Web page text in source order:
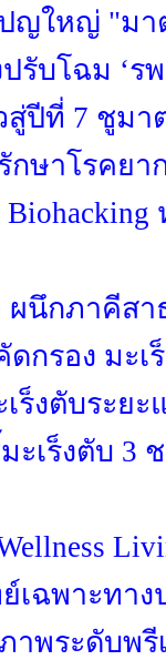
ญใหญ่ "มา
ปรับโฉม ‘
สู่ปีที่ 7 ชูม
ษาโรคยา
ผนึกภาคีส
ดกรอง มะ
ร็งตับระย
ะเร็งตับ 3
เฉพาะทา
าพระดับพ